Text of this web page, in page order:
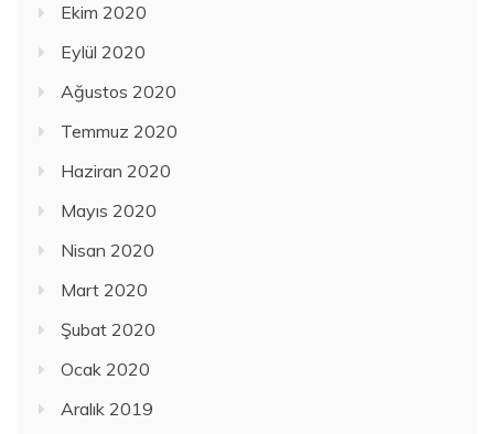
Ekim 2020
Eylül 2020
Ağustos 2020
Temmuz 2020
Haziran 2020
Mayıs 2020
Nisan 2020
Mart 2020
Şubat 2020
Ocak 2020
Aralık 2019